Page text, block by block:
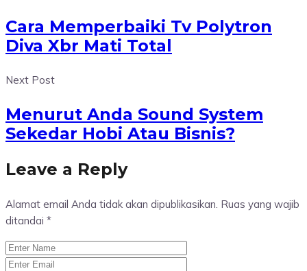
Cara Memperbaiki Tv Polytron
Diva Xbr Mati Total
Next Post
Menurut Anda Sound System
Sekedar Hobi Atau Bisnis?
Leave a Reply
Alamat email Anda tidak akan dipublikasikan. Ruas yang wajib
ditandai *